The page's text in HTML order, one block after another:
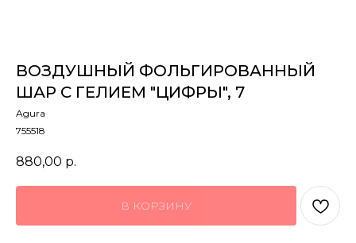
ВОЗДУШНЫЙ ФОЛЬГИРОВАННЫЙ
ШАР С ГЕЛИЕМ "ЦИФРЫ", 7
Agura
755518
880,00 р.
В КОРЗИНУ